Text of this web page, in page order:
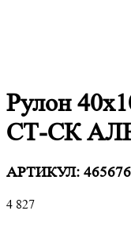
Рулон
СТ-СК
АРТИКУЛ:
4 827